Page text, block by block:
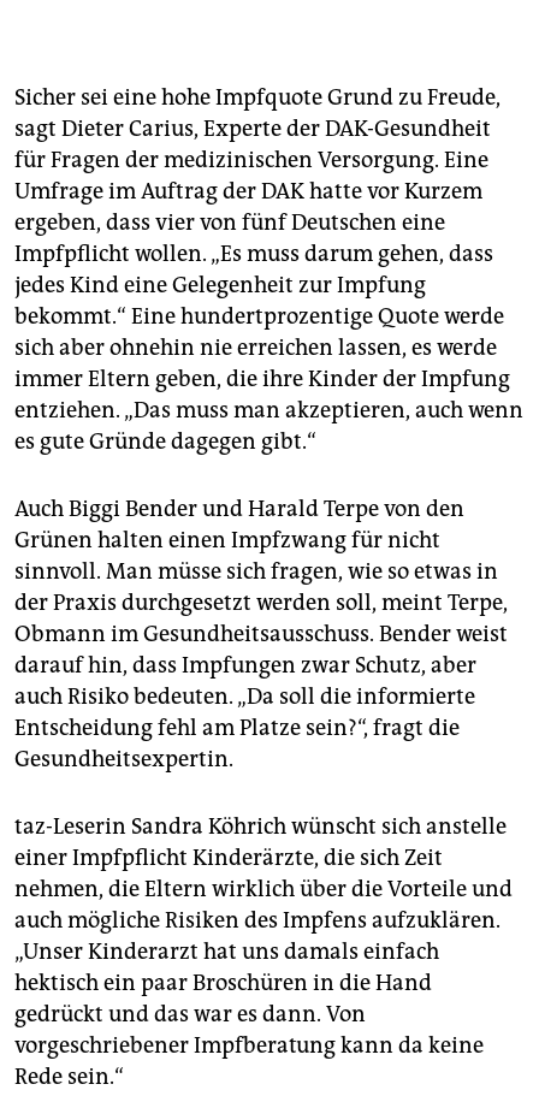
Sicher sei eine hohe Impfquote Grund zu Freude,
sagt Dieter Carius, Experte der DAK-Gesundheit
für Fragen der medizinischen Versorgung. Eine
Umfrage im Auftrag der DAK hatte vor Kurzem
ergeben, dass vier von fünf Deutschen eine
Impfpflicht wollen. „Es muss darum gehen, dass
jedes Kind eine Gelegenheit zur Impfung
bekommt.“ Eine hundertprozentige Quote werde
sich aber ohnehin nie erreichen lassen, es werde
immer Eltern geben, die ihre Kinder der Impfung
entziehen. „Das muss man akzeptieren, auch wenn
es gute Gründe dagegen gibt.“
Auch Biggi Bender und Harald Terpe von den
Grünen halten einen Impfzwang für nicht
sinnvoll. Man müsse sich fragen, wie so etwas in
der Praxis durchgesetzt werden soll, meint Terpe,
Obmann im Gesundheitsausschuss. Bender weist
darauf hin, dass Impfungen zwar Schutz, aber
auch Risiko bedeuten. „Da soll die informierte
Entscheidung fehl am Platze sein?“, fragt die
Gesundheitsexpertin.
taz-Leserin Sandra Köhrich wünscht sich anstelle
einer Impfpflicht Kinderärzte, die sich Zeit
nehmen, die Eltern wirklich über die Vorteile und
auch mögliche Risiken des Impfens aufzuklären.
„Unser Kinderarzt hat uns damals einfach
hektisch ein paar Broschüren in die Hand
gedrückt und das war es dann. Von
vorgeschriebener Impfberatung kann da keine
Rede sein.“